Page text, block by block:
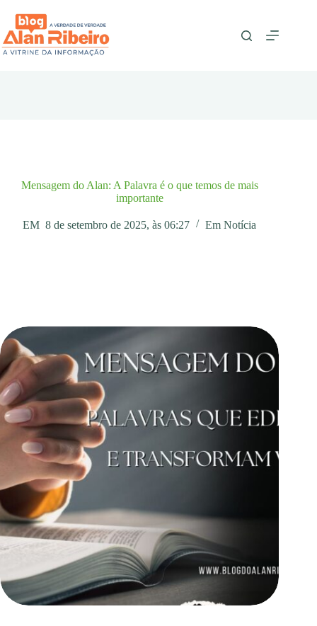
para
conteúdo
Mensagem do Alan: A Palavra é o que temos de mais
importante
EM 8 de setembro de 2025, às 06:27 Em Notícia